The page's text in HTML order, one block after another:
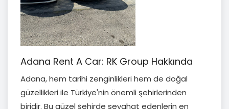
Adana Rent A Car: RK Group Hakkında
Adana, hem tarihi zenginlikleri hem de doğal
güzellikleri ile Türkiye'nin önemli şehirlerinden
biridir. Bu güzel şehirde seyahat edenlerin en